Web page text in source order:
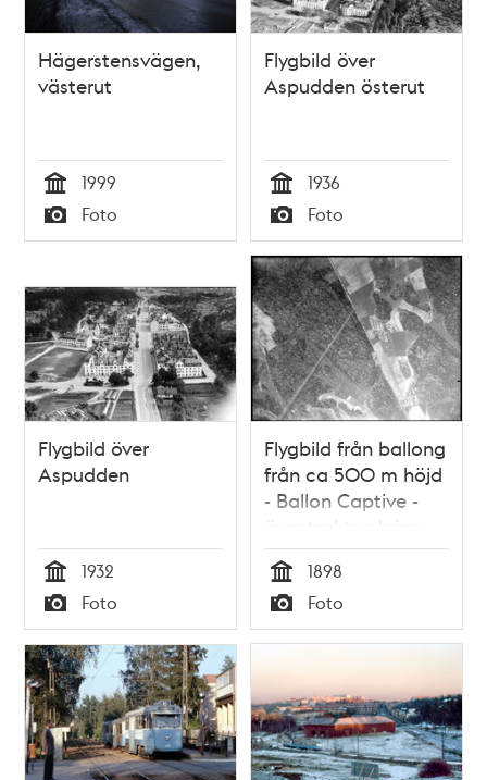
Hägerstensvägen,
västerut
Tid
1999
Typ
Foto
Flygbild över
Aspudden österut
Tid
1936
Typ
Foto
Flygbild över
Aspudden
Tid
1932
Typ
Foto
Flygbild från ballong
från ca 500 m höjd
- Ballon Captive -
över trakten kring
Aspudden. Släplinan
når marken vid
dagens
Pilgrimsvägen i höjd
Aspudden.
Tid
1898
Typ
Foto